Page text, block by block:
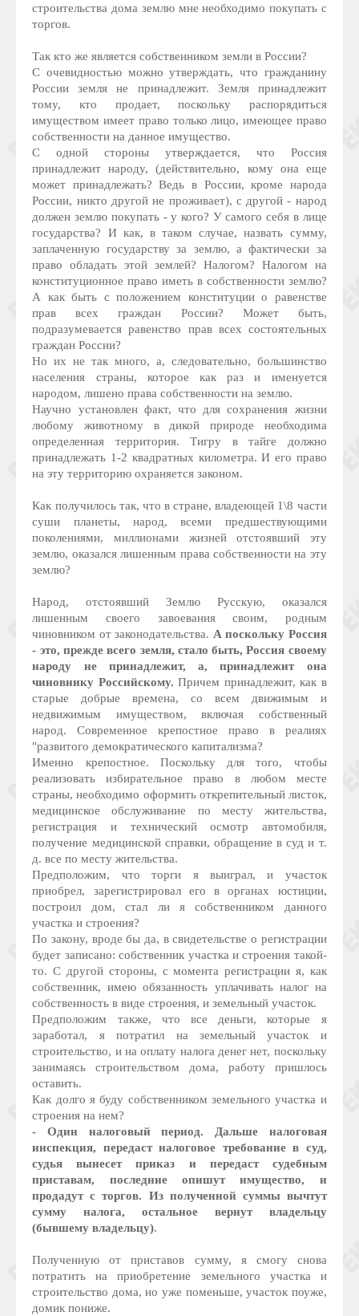
строительства дома землю мне необходимо покупать с
торгов.
Так кто же является собственником земли в России?
С очевидностью можно утверждать, что гражданину
России земля не принадлежит. Земля принадлежит
тому, кто продает, поскольку распорядиться
имуществом имеет право только лицо, имеющее право
собственности на данное имущество.
С одной стороны утверждается, что Россия
принадлежит народу, (действительно, кому она еще
может принадлежать? Ведь в России, кроме народа
России, никто другой не проживает), с другой - народ
должен землю покупать - у кого? У самого себя в лице
государства? И как, в таком случае, назвать сумму,
заплаченную государству за землю, а фактически за
право обладать этой землей? Налогом? Налогом на
конституционное право иметь в собственности землю?
А как быть с положением конституции о равенстве
прав всех граждан России? Может быть,
подразумевается равенство прав всех состоятельных
граждан России?
Но их не так много, а, следовательно, большинство
населения страны, которое как раз и именуется
народом, лишено права собственности на землю.
Научно установлен факт, что для сохранения жизни
любому животному в дикой природе необходима
определенная территория. Тигру в тайге должно
принадлежать 1-2 квадратных километра. И его право
на эту территорию охраняется законом.
Как получилось так, что в стране, владеющей 1\8 части
суши планеты, народ, всеми предшествующими
поколениями, миллионами жизней отстоявший эту
землю, оказался лишенным права собственности на эту
землю?
Народ, отстоявший Землю Русскую, оказался
лишенным своего завоевания своим, родным
чиновником от законодательства. А поскольку Россия
- это, прежде всего земля, стало быть, Россия своему
народу не принадлежит, а, принадлежит она
чиновнику Российскому. Причем принадлежит, как в
старые добрые времена, со всем движимым и
недвижимым имуществом, включая собственный
народ. Современное крепостное право в реалиях
"развитого демократического капитализма?
Именно крепостное. Поскольку для того, чтобы
реализовать избирательное право в любом месте
страны, необходимо оформить открепительный листок,
медицинское обслуживание по месту жительства,
регистрация и технический осмотр автомобиля,
получение медицинской справки, обращение в суд и т.
д. все по месту жительства.
Предположим, что торги я выиграл, и участок
приобрел, зарегистрировал его в органах юстиции,
построил дом, стал ли я собственником данного
участка и строения?
По закону, вроде бы да, в свидетельстве о регистрации
будет записано: собственник участка и строения такой-
то. С другой стороны, с момента регистрации я, как
собственник, имею обязанность уплачивать налог на
собственность в виде строения, и земельный участок.
Предположим также, что все деньги, которые я
заработал, я потратил на земельный участок и
строительство, и на оплату налога денег нет, поскольку
занимаясь строительством дома, работу пришлось
оставить.
Как долго я буду собственником земельного участка и
строения на нем?
- Один налоговый период. Дальше налоговая
инспекция, передаст налоговое требование в суд,
судья вынесет приказ и передаст судебным
приставам, последние опишут имущество, и
продадут с торгов. Из полученной суммы вычтут
сумму налога, остальное вернут владельцу
(бывшему владельцу).
Полученную от приставов сумму, я смогу снова
потратить на приобретение земельного участка и
строительство дома, но уже поменьше, участок поуже,
домик пониже.